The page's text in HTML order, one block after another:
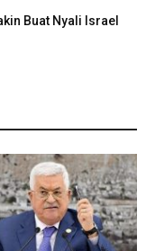
Buat Nyali Israel